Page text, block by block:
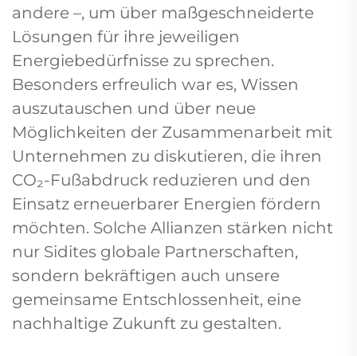
andere –, um über maßgeschneiderte
Lösungen für ihre jeweiligen
Energiebedürfnisse zu sprechen.
Besonders erfreulich war es, Wissen
auszutauschen und über neue
Möglichkeiten der Zusammenarbeit mit
Unternehmen zu diskutieren, die ihren
CO₂-Fußabdruck reduzieren und den
Einsatz erneuerbarer Energien fördern
möchten. Solche Allianzen stärken nicht
nur Sidites globale Partnerschaften,
sondern bekräftigen auch unsere
gemeinsame Entschlossenheit, eine
nachhaltige Zukunft zu gestalten.